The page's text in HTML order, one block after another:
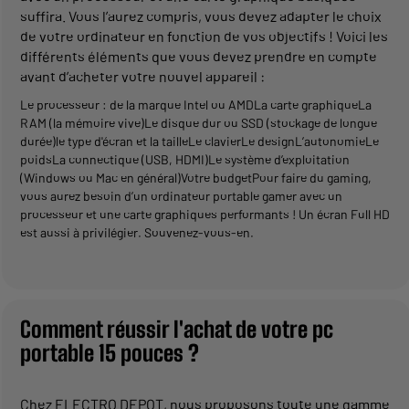
suffira. Vous l’aurez compris, vous devez adapter le choix
de votre ordinateur en fonction de vos objectifs ! Voici les
différents éléments que vous devez prendre en compte
avant d’acheter votre nouvel appareil :
Le processeur : de la marque Intel ou AMDLa carte graphiqueLa
RAM (la mémoire vive)Le disque dur ou SSD (stockage de longue
durée)le type d'écran et la tailleLe clavierLe designL’autonomieLe
poidsLa connectique (USB, HDMI)Le système d’exploitation
(Windows ou Mac en général)Votre budgetPour faire du gaming,
vous aurez besoin d’un ordinateur portable gameravec un
processeur et une carte graphiques performants ! Un écran Full HD
est aussi à privilégier. Souvenez-vous-en.
Comment réussir l'achat de votre pc
portable 15 pouces ?
Chez ELECTRO DEPOT, nous proposons toute une gamme